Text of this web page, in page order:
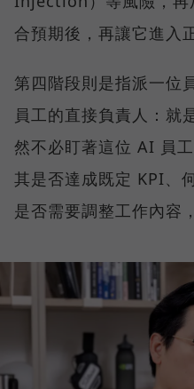
合預期後，再讓它進入
第四階段則是指派一位
員工的直接負責人：就
然不必盯著這位 AI 員
其是否達成既定 KPI、
是否需要調整工作內容